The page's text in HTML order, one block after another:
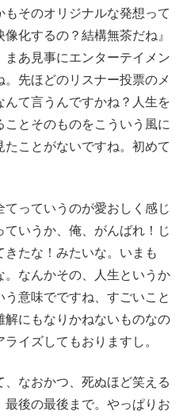
そのオリジナルな発想って
化するの？結構無茶だね』
あ見事にエンターテイメン
。先ほどのリスナー投票のメ
て言うんですかね？人生を
とそのものをこういう風に
ことがないですね。初めて
っていうのが愛おしく感じ
いうか、俺、がんばれ！じ
たな！みたいな。いまも
なんかその、人生というか
意味でですね、すごいこと
解にもなりかねないものなの
イズしてもおりますし。
なおかつ、死ぬほど笑える
後の最後まで。やっぱりお